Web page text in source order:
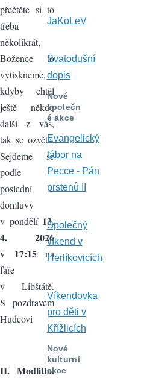
přečtěte si to
třeba
několikrát,
Božence to
vytiskneme,
kdyby chtěl
ještě někdo
další z vás,
tak se ozvěte.
Sejdeme se
podle
poslední
domluvy
v pondělí 13.
4. 2026
v 17:15na
faře
v Libštátě.
S pozdravem
Hudcovi
II. Modlitba
JaKoLeV
Svatodušní
dopis
Nové
společn
é akce
Evangelický
tábor na
Pecce - Pán
prstenů II
Společný
víkend v
Herlíkovicích
Víkendovka
pro děti v
Křížlicích
Nové
kulturní
akce